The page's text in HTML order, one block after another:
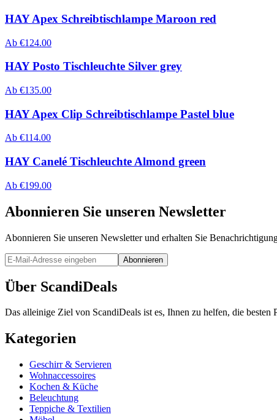
HAY Apex Schreibtischlampe Maroon red
Ab €124.00
HAY Posto Tischleuchte Silver grey
Ab €135.00
HAY Apex Clip Schreibtischlampe Pastel blue
Ab €114.00
HAY Canelé Tischleuchte Almond green
Ab €199.00
Abonnieren Sie unseren Newsletter
Abonnieren Sie unseren Newsletter und erhalten Sie
Abonnieren
Über ScandiDeals
Das alleinige Ziel von ScandiDeals ist es, Ihnen zu helfen, die
Kategorien
Geschirr & Servieren
Wohnaccessoires
Kochen & Küche
Beleuchtung
Teppiche & Textilien